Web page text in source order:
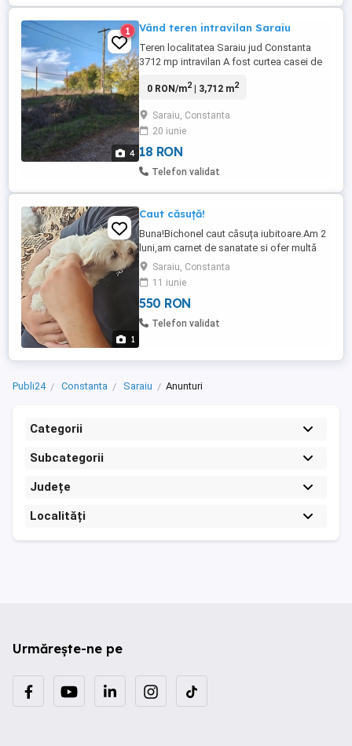
4
1 Vând teren intravilan Saraiu
Teren localitatea Saraiu jud Constanta
3712 mp intravilan A fost curtea casei de
puț de apa . Cadastru și intabulare Ieșire la
,magazin .
0 RON/m2| 3,712 m2
Saraiu, Constanta
20 iunie
18 RON
Telefon validat
1
Caut căsuță!
Buna!Bichonel caut căsuța iubitoare.Am 2
luni,am carnet de sanatate si ofer multă
iubire.Saraiu, Constanta
11 iunie
550 RON
Telefon validat
Publi24 Constanta Saraiu Anunturi
Categorii
Subcategorii
Județe
Localități
Urmărește-ne pe